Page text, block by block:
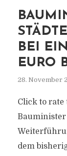
BEI
EURO
28. November
Click to rate
Bauminister
dem